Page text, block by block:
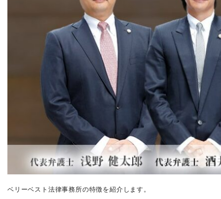
ベリーベスト法律事務所の特徴を紹介します。